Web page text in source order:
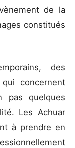
de la
constitués
des
qui concernent
pas quelques
Les Achuar
à prendre en